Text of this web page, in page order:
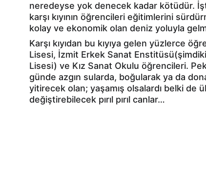
neredeyse yok denecek kadar kötüdür.
karşı kıyının öğrencileri eğitimlerini
kolay ve ekonomik olan deniz yoluyla
Karşı kıyıdan bu kıyıya gelen yüzlerce
Lisesi, İzmit Erkek Sanat
Lisesi) ve Kız Sanat Okulu öğrencileri.
günde azgın sularda, boğularak ya da
yitirecek olan; yaşamış olsalardı belki de
değiştirebilecek pırıl pırıl canlar…